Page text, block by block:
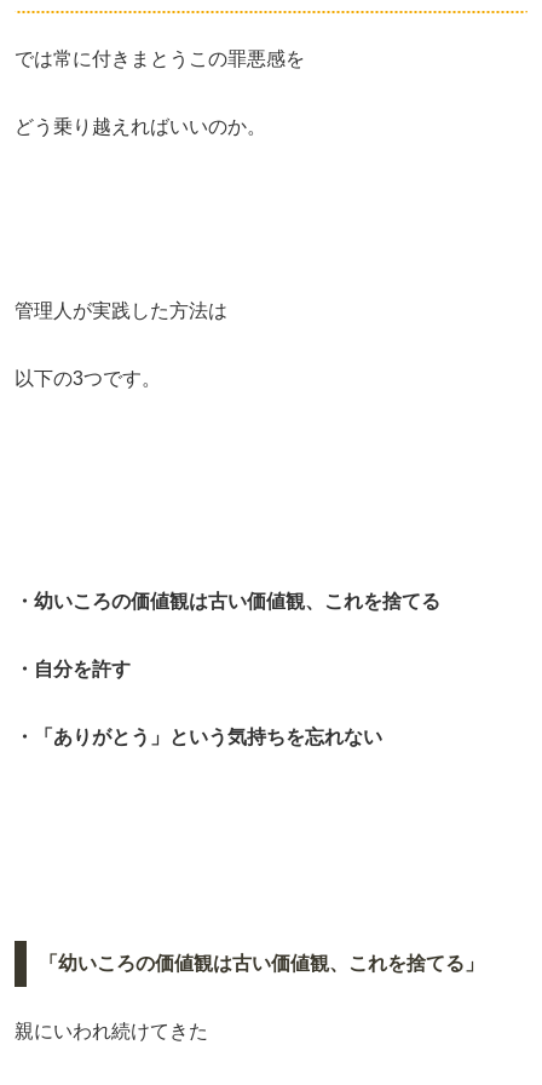
では常に付きまとうこの罪悪感を
どう乗り越えればいいのか。
管理人が実践した方法は
以下の3つです。
・幼いころの価値観は古い価値観、これを捨てる
・自分を許す
・「ありがとう」という気持ちを忘れない
「幼いころの価値観は古い価値観、これを捨てる」
親にいわれ続けてきた